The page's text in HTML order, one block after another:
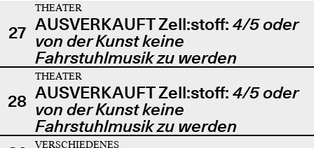
27
THEATER
AUSVERKAUFT Zell:stoff: 4/5 oder
von der Kunst keine
Fahrstuhlmusik zu werden
28
THEATER
AUSVERKAUFT Zell:stoff: 4/5 oder
von der Kunst keine
Fahrstuhlmusik zu werden
VERSCHIEDENES